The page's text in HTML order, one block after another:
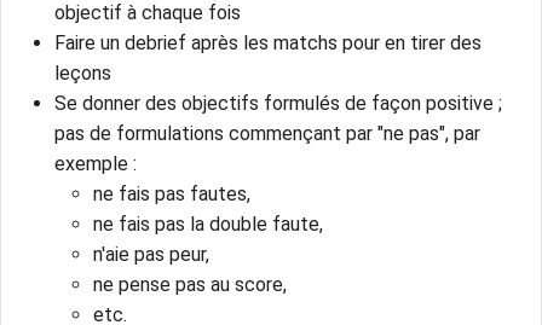
objectif à chaque fois
Faire un debrief après les matchs pour en tirer des
leçons
Se donner des objectifs formulés de façon positive ;
pas de formulations commençant par "ne pas", par
exemple :
ne fais pas fautes,
ne fais pas la double faute,
n'aie pas peur,
ne pense pas au score,
etc.